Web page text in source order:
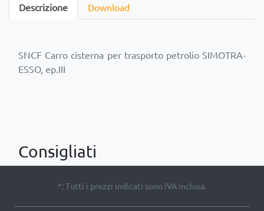
Descrizione Download
SNCF Carro cisterna per trasporto petrolio SIMOTRA-
Consigliati
*: Tutti i prezzi indicati sono IVA inclusa.